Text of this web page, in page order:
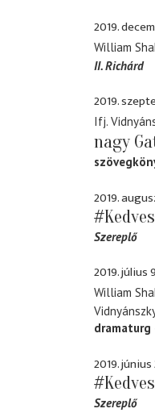
2019.
William
II. Richárd
2019.
Ifj.
nagy
2019.
Szereplő
2019. július
William
dramaturg
2019. június
Szereplő